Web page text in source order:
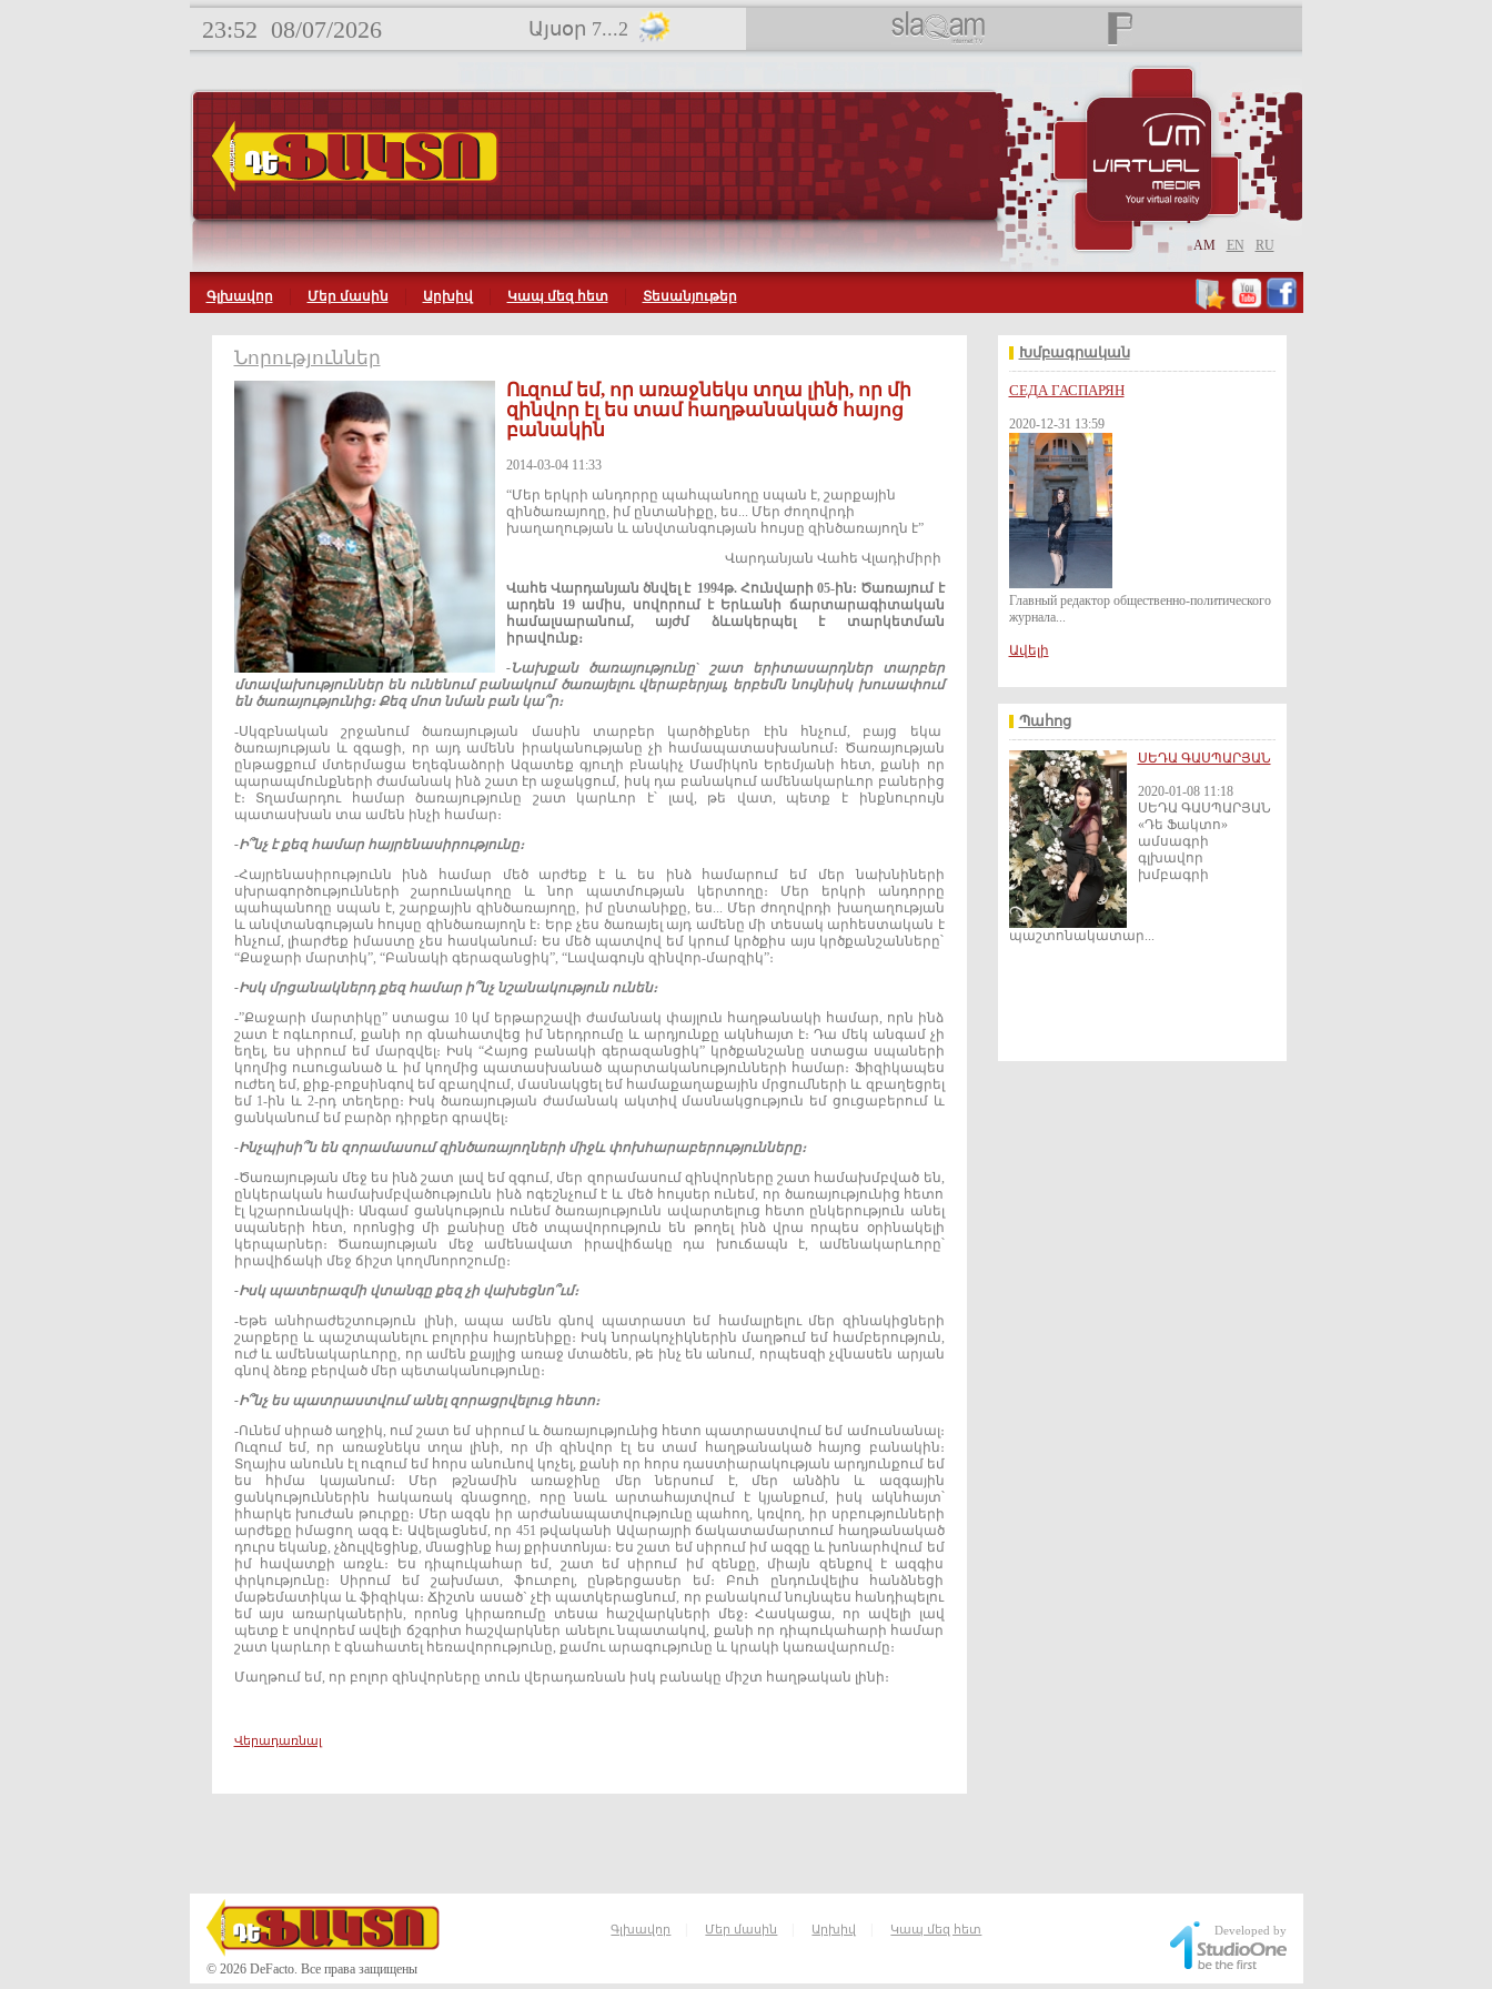
23:52 08/07/2026 Այսօր 7...2
AM EN RU
Գլխավոր Մեր մասին Արխիվ Կապ մեզ հետ Տեսանյութեր
Նորություններ
Ուզում եմ, որ առաջնեկս տղա լինի, որ մի
զինվոր էլ ես տամ հաղթանակած հայոց
բանակին
2014-03-04 11:33
“Մեր երկրի անդորրը պահպանողը սպան է, շարքային
զինծառայողը, իմ ընտանիքը, ես... Մեր ժողովրդի
խաղաղության և անվտանգության հույսը զինծառայողն է”
Վարդանյան Վահե Վլադիմիրի
Վահե Վարդանյան ծնվել է 1994թ. Հունվարի05-ին: Ծառայում է
արդեն 19 ամիս, սովորում է Երևանի ճարտարագիտական
համալսարանում, այժմ ձևակերպել է
տարկետման
իրավունք։
-Նախքան ծառայությունը` շատ երիտասարդներ
տարբեր
մտավախություններ են ունենում բանակում ծառայելու վերաբերյալ, երբեմն նույնիսկ խուսափում
են ծառայությունից։ Քեզ մոտ նման բան կա՞ր։
-Սկզբնական շրջանում ծառայության մասին տարբեր կարծիքներ էին հնչում, բայց եկա
ծառայության և զգացի, որ այդ ամենն իրականությանը չի համապատասխանում։ Ծառայության
ընթացքում մտերմացա Եղեգնաձորի Ազատեք գյուղի բնակիչ Մամիկոն Երեմյանի հետ, քանի որ
պարապմունքների ժամանակ ինձ շատ էր աջակցում, իսկ դա բանակում ամենակարևոր բաներից
է։ Տղամարդու համար ծառայությունը շատ կարևոր է՝ լավ, թե վատ, պետք է ինքնուրույն
պատասխան տա ամեն ինչի համար։
-Ի՞նչ է քեզ համար հայրենասիրությունը։
-Հայրենասիրությունն ինձ համար մեծ արժեք է և ես ինձ համարում եմ մեր նախնիների
սխրագործությունների շարունակողը և նոր պատմության կերտողը։ Մեր երկրի անդորրը
պահպանողը սպան է, շարքային զինծառայողը, իմ ընտանիքը, ես... Մեր ժողովրդի խաղաղության
և անվտանգության հույսը զինծառայողն է։ Երբ չես ծառայել այդ ամենը մի տեսակ արհեստական է
հնչում, լիարժեք իմաստը չես հասկանում։ Ես մեծ պատվով եմ կրում կրծքիս այս կրծքանշանները՝
“Քաջարի մարտիկ”, “Բանակի գերազանցիկ”, “Լավագույն զինվոր-մարզիկ”։
-Իսկ մրցանակներդ քեզ համար ի՞նչ նշանակություն ունեն։
-”Քաջարի մարտիկը” ստացա 10 կմ երթարշավի ժամանակ փայլուն հաղթանակի համար, որն ինձ
շատ է ոգևորում, քանի որ գնահատվեց իմ ներդրումը և արդյունքը ակնհայտ է։ Դա մեկ անգամ չի
եղել, ես սիրում եմ մարզվել։ Իսկ “Հայոց բանակի գերազանցիկ” կրծքանշանը ստացա սպաների
կողմից ուսուցանած և իմ կողմից պատասխանած պարտականությունների համար։ Ֆիզիկապես
ուժեղ եմ, քիք-բոքսինգով եմ զբաղվում, մասնակցել եմ համաքաղաքային մրցումների և զբաղեցրել
եմ 1-ին և 2-րդ տեղերը։ Իսկ ծառայության ժամանակ ակտիվ մասնակցություն եմ ցուցաբերում և
ցանկանում եմ բարձր դիրքեր գրավել։
-Ինչպիսի՞ն են զորամասում զինծառայողների միջև փոխհարաբերությունները։
-Ծառայության մեջ ես ինձ շատ լավ եմ զգում, մեր զորամասում զինվորները շատ համախմբված են,
ընկերական համախմբվածությունն ինձ ոգեշնչում է և մեծ հույսեր ունեմ, որ ծառայությունից հետո
էլ կշարունակվի։ Անգամ ցանկություն ունեմ ծառայությունն ավարտելուց հետո ընկերություն անել
սպաների հետ, որոնցից մի քանիսը մեծ տպավորություն են թողել ինձ վրա որպես օրինակելի
կերպարներ։ Ծառայության մեջ ամենավատ իրավիճակը դա խուճապն է, ամենակարևորը՝
իրավիճակի մեջ ճիշտ կողմնորոշումը։
-Իսկ պատերազմի վտանգը քեզ չի վախեցնո՞ւմ։
-Եթե անհրաժեշտություն լինի, ապա ամեն գնով պատրաստ եմ համալրելու մեր զինակիցների
շարքերը և պաշտպանելու բոլորիս հայրենիքը։ Իսկ նորակոչիկներին մաղթում եմ համբերություն,
ուժ և ամենակարևորը, որ ամեն քայլից առաջ մտածեն, թե ինչ են անում, որպեսզի չվնասեն արյան
գնով ձեռք բերված մեր պետականությունը։
-Ի՞նչ ես պատրաստվում անել զորացրվելուց հետո։
-Ունեմ սիրած աղջիկ, ում շատ եմ սիրում և ծառայությունից հետո պատրաստվում եմ ամուսնանալ։
Ուզում եմ, որ առաջնեկս տղա լինի, որ մի զինվոր էլ ես տամ հաղթանակած հայոց բանակին։
Տղայիս անունն էլ ուզում եմ հորս անունով կոչել, քանի որ հորս դաստիարակության արդյունքում եմ
ես հիմա կայանում։ Մեր թշնամին առաջինը մեր ներսում է, մեր անձին և ազգային
ցանկություններին հակառակ գնացողը, որը նաև արտահայտվում է կյանքում, իսկ ակնհայտ՝
իհարկե խուժան թուրքը։ Մեր ազգն իր արժանապատվությունը պահող, կռվող, իր սրբությունների
արժեքը իմացող ազգ է։ Ավելացնեմ, որ 451 թվականի Ավարայրի ճակատամարտում հաղթանակած
դուրս եկանք, չձուլվեցինք, մնացինք հայ քրիստոնյա։ Ես շատ եմ սիրում իմ ազգը և խոնարհվում եմ
իմ հավատքի առջև։ Ես դիպուկահար եմ, շատ եմ սիրում իմ զենքը, միայն զենքով է ազգիս
փրկությունը։ Սիրում եմ շախմատ, ֆուտբոլ, ընթերցասեր եմ։ Բուհ ընդունվելիս հանձնեցի
մաթեմատիկա և ֆիզիկա։ Ճիշտն ասած` չէի պատկերացնում, որ բանակում նույնպես հանդիպելու
եմ այս առարկաներին, որոնց կիրառումը տեսա հաշվարկների մեջ։ Հասկացա, որ ավելի լավ
պետք է սովորեմ ավելի ճշգրիտ հաշվարկներ անելու նպատակով, քանի որ դիպուկահարի համար
շատ կարևոր է գնահատել հեռավորությունը, քամու արագությունը և կրակի կառավարումը։
Մաղթում եմ, որ բոլոր զինվորները տուն վերադառնան իսկ բանակը միշտ հաղթական լինի։
Վերադառնալ
Խմբագրական
СЕДА ГАСПАРЯН
2020-12-31 13:59
Главный редактор общественно-политического
журнала...
Ավելի
Պահոց
ՍԵԴԱ ԳԱՍՊԱՐՅԱՆ
2020-01-08 11:18
ՍԵԴԱ ԳԱՍՊԱՐՅԱՆ
«Դե Ֆակտո»
ամսագրի
գլխավոր
խմբագրի
պաշտոնակատար...
© 2026 DeFacto. Все права защищены
Գլխավոր Մեր մասին Արխիվ Կապ մեզ հետ Developed by